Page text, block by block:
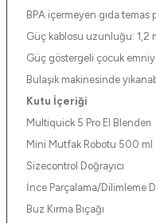
BPA içermeyen gıda temas
Güç kablosu uzunluğu: 1,2
Güç göstergeli çocuk
Bulaşık makinesinde
Kutu İçeriği
Multiquick 5 Pro El Blenderı
Mini Mutfak Robotu 500 ml
Sizecontrol Doğrayıcı
İnce Parçalama/Dilimleme
Buz Kırma Bıçağı